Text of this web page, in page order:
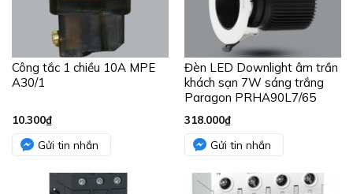
Công tắc 1 chiều 10A MPE
A30/1
10.300₫
Gửi tin nhắn
Đèn LED Downlight âm trần
khách sạn 7W sáng trắng
Paragon PRHA90L7/65
318.000₫
Gửi tin nhắn